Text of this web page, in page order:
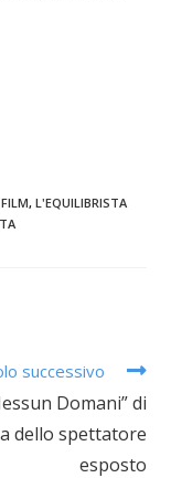
FILM, L'EQUILIBRISTA
successivo
Domani” di
dello spettatore
esposto